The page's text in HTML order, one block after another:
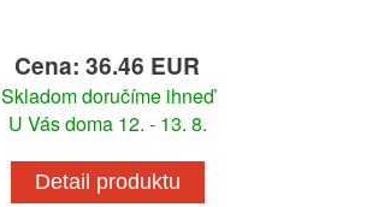
Cena: 36.46 EUR
Skladom doručíme ihneď
U Vás doma 12. - 13. 8.
Detail produktu